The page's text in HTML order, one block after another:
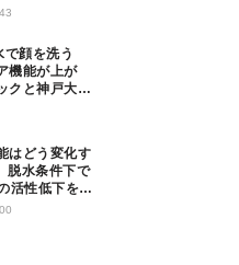
機能が上が
クと神戸大が
はどう変化す
脱水条件下で
活性低下を確